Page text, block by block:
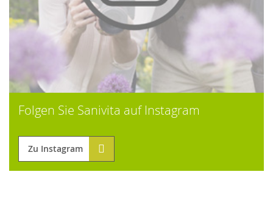
Folgen Sie Sanivita auf Instagram
Zu Instagram